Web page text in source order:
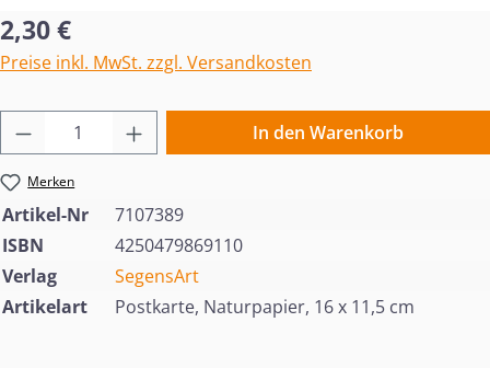
Regulärer Preis:
2,30 €
Preise inkl. MwSt. zzgl. Versandkosten
Produkt Anzahl: Gib den gewünschten
In den Warenkorb
Merken
Artikel-Nr
7107389
ISBN
4250479869110
Verlag
SegensArt
Artikelart
Postkarte, Naturpapier, 16 x 11,5 cm